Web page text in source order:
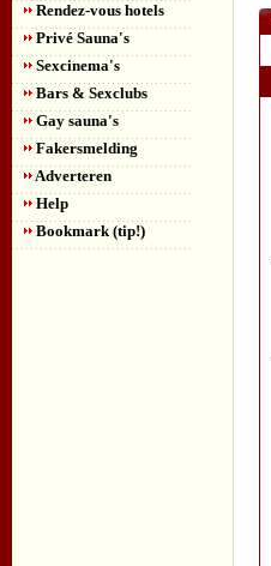
Rendez-vous hotels
Privé Sauna's
Sexcinema's
Bars & Sexclubs
Gay sauna's
Fakersmelding
Adverteren
Help
Bookmark (tip!)